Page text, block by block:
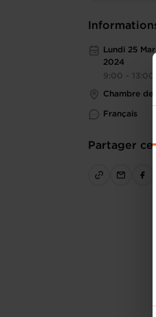
Lundi 25
2024
9:00 - 13:00
Chambre de
Français
Partager